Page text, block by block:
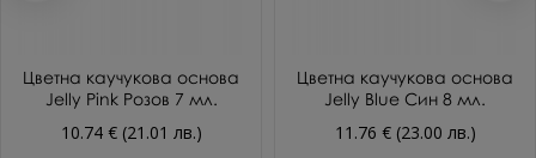
Цветна каучукова основа
Jelly Pink Розов 7 мл.
10.74 € (21.01 лв.)
Цветна каучукова основа
Jelly Blue Син 8 мл.
11.76 € (23.00 лв.)